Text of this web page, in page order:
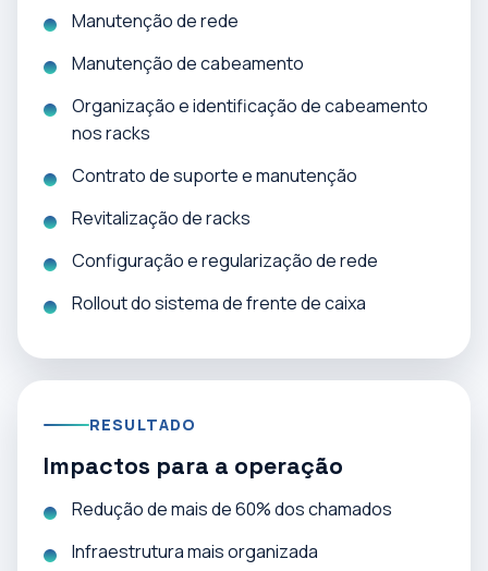
Manutenção de rede
Manutenção de cabeamento
Organização e identificação de cabeamento
nos racks
Contrato de suporte e manutenção
Revitalização de racks
Configuração e regularização de rede
Rollout do sistema de frente de caixa
RESULTADO
Impactos para a operação
Redução de mais de 60% dos chamados
Infraestrutura mais organizada